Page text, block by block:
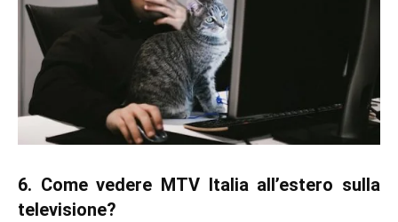
6. Come vedere MTV Italia all’estero sulla
televisione?